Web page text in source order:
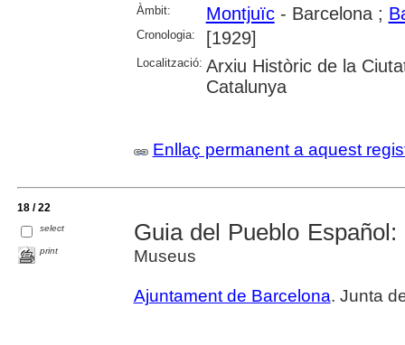
Àmbit: Montjuïc- Barcelona ;
Cronologia: [1929]
Localització: Arxiu Històric de la
Catalunya
Enllaç permanent a aquest
18 / 22
select
print
Guia del Pueblo
Museus
Ajuntament de Barcelona. Junta